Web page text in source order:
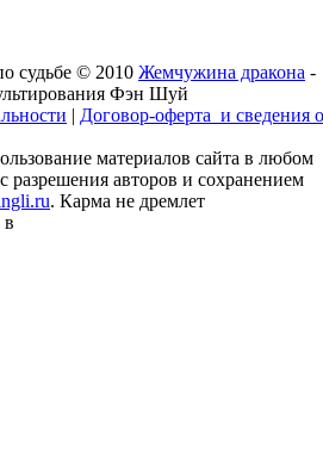
© 2010 Жемчужина дракона -
Фэн Шуй
| Договор-оферта и сведения о
материалов сайта в любом
разрешения авторов и сохранением
. Карма не дремлет
в